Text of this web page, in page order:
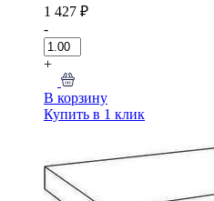
1 427 ₽
-
+
В корзину
Купить в 1 клик